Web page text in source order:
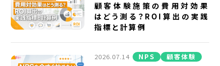
顧客体験施策の費用対効果
はどう測る？ROI算出の実践
指標と計算例
2026.07.14 NPS 顧客体験